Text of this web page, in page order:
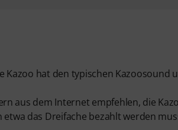
Kazoo hat den typischen Kazoosound
aus dem Internet empfehlen, die
das Dreifache bezahlt werden